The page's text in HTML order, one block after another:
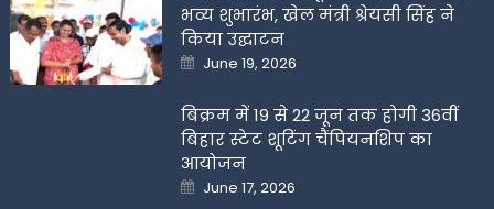
भव्य शुभारंभ, खेल मंत्री श्रेयसी सिंह ने
किया उद्घाटन
Posted
on
June 19, 2026
बिक्रम में 19 से 22 जून तक होगी 36वीं
बिहार स्टेट शूटिंग चैंपियनशिप का
आयोजन
Posted
on
June 17, 2026